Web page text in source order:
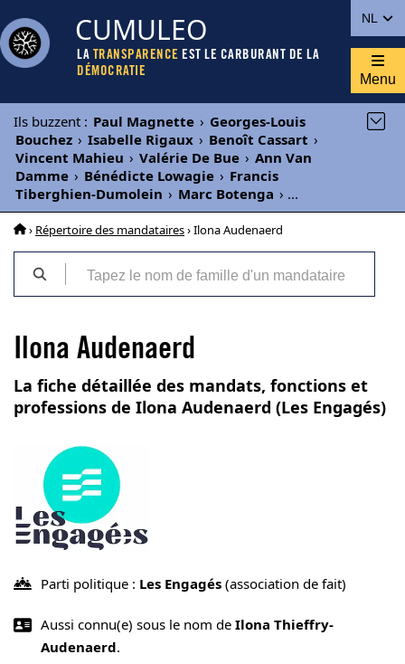
NL
CUMULEO
LA TRANSPARENCE EST LE CARBURANT DE LA
DÉMOCRATIE
Menu
Ils buzzent : Paul Magnette › Georges-Louis
Bouchez › Isabelle Rigaux › Benoît Cassart ›
Vincent Mahieu › Valérie De Bue › Ann Van
Damme › Bénédicte Lowagie › Francis
Tiberghien-Dumolein › Marc Botenga › ...
› Répertoire des mandataires› Ilona Audenaerd
Ilona Audenaerd
La fiche détaillée des mandats, fonctions et
professions de Ilona Audenaerd (Les Engagés)
Parti politique : Les Engagés (association de fait)
Aussi connu(e) sous le nom de Ilona Thieffry-
Audenaerd.